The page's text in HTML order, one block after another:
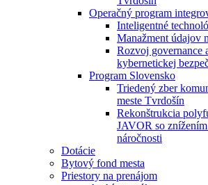
Operačný program
Inteligentné
Manažment údajov
Rozvoj governance
kybernetickej
Program Slovensko
Triedený zber
meste Tvrdošín
Rekonštrukcia
JAVOR so
náročnosti
Dotácie
Bytový fond mesta
Priestory na prenájom